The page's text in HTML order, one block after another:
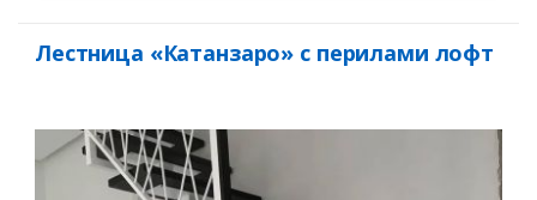
Лестница «Катанзаро» с перилами лофт